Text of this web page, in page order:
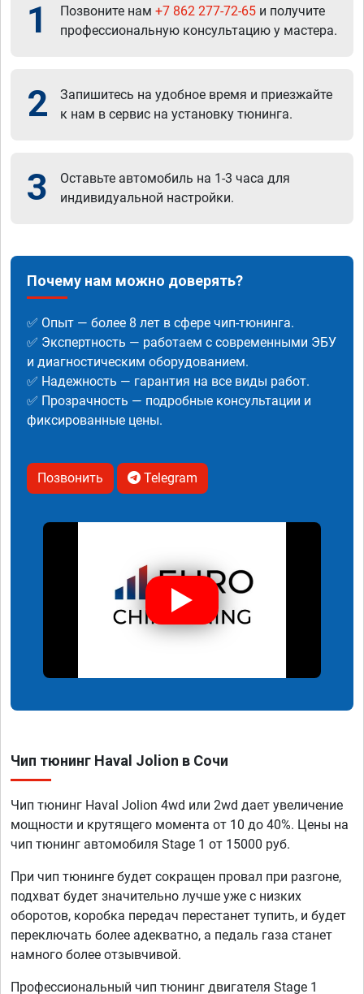
1 Позвоните нам +7 862 277-72-65 и получите
профессиональную консультацию у мастера.
2
Запишитесь на удобное время и приезжайте
к нам в сервис на установку тюнинга.
3
Оставьте автомобиль на 1-3 часа для
индивидуальной настройки.
Почему нам можно доверять?
✅ Опыт — более 8 лет в сфере чип-тюнинга.
✅ Экспертность — работаем с современными ЭБУ
и диагностическим оборудованием.
✅ Надежность — гарантия на все виды работ.
✅ Прозрачность — подробные консультации и
фиксированные цены.
Позвонить Telegram
Чип тюнинг Haval Jolion в Сочи
Чип тюнинг Haval Jolion 4wd или 2wd дает увеличение
мощности и крутящего момента от 10 до 40%. Цены на
чип тюнинг автомобиля Stage 1 от 15000 руб.
При чип тюнинге будет сокращен провал при разгоне,
подхват будет значительно лучше уже с низких
оборотов, коробка передач перестанет тупить, и будет
переключать более адекватно, а педаль газа станет
намного более отзывчивой.
Профессиональный чип тюнинг двигателя Stage 1